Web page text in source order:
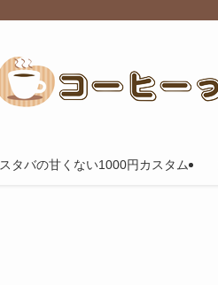
スタバの甘くない1000円カスタム